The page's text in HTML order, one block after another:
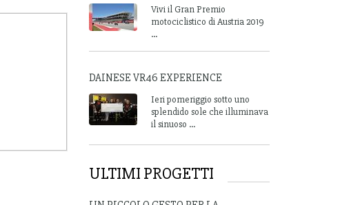
Vivi il Gran Premio
motociclistico di Austria 2019
...
DAINESE VR46 EXPERIENCE
Ieri pomeriggio sotto uno
splendido sole che illuminava
il sinuoso ...
ULTIMI PROGETTI